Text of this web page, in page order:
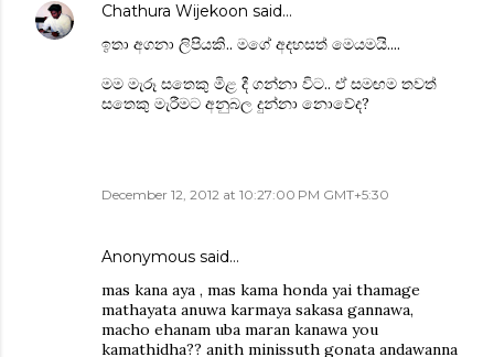
Chathura Wijekoon said…
ඉතා අගනා ලිපියකි.. මගේ අදහසත් මෙයමයි....
මම මැරූ සතෙකු මිළ දී ගන්නා විට.. ඒ සමඟම තවත්
සතෙකු මැරීමට අනුබල දුන්නා නොවේද?
December 12, 2012 at 10:27:00 PM GMT+5:30
Anonymous said…
mas kana aya , mas kama honda yai thamage
mathayata anuwa karmaya sakasa gannawa,
macho ehanam uba maran kanawa you
kamathidha?? anith minissuth gonata andawanna